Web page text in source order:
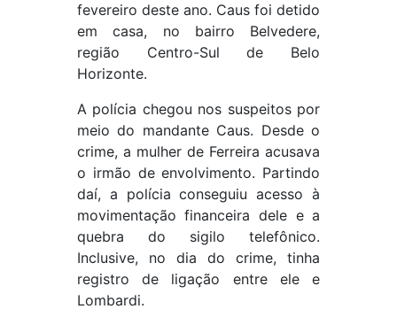
fevereiro deste ano. Caus foi detido
em casa, no bairro Belvedere,
região Centro-Sul de Belo
Horizonte.
A polícia chegou nos suspeitos por
meio do mandante Caus. Desde o
crime, a mulher de Ferreira acusava
o irmão de envolvimento. Partindo
daí, a polícia conseguiu acesso à
movimentação financeira dele e a
quebra do sigilo telefônico.
Inclusive, no dia do crime, tinha
registro de ligação entre ele e
Lombardi.